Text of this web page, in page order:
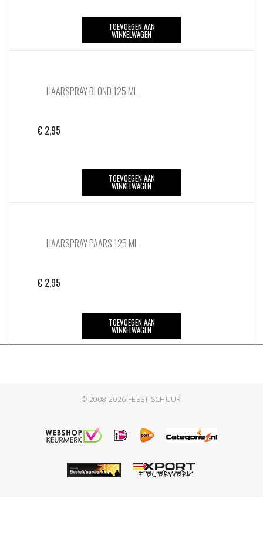
TOEVOEGEN AAN
WINKELWAGEN
HAARSPRAY BLOND 125 ML
€ 2,95
TOEVOEGEN AAN
WINKELWAGEN
HAARSPRAY PAARS 125 ML
€ 2,95
TOEVOEGEN AAN
WINKELWAGEN
© 2008-2026 FEEST SCHUUR